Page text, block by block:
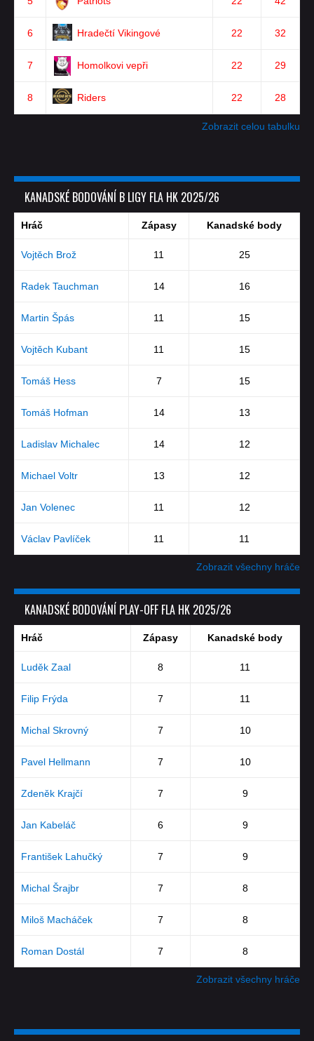
6 Hradečtí Vikingové 22 32
7 Homolkovi vepři 22 29
8 Riders 22 28
Zobrazit celou tabulku
KANADSKÉ BODOVÁNÍ B LIGY FLA HK 2025/26
Hráč Zápasy Kanadské body
Vojtěch Brož 11 25
Radek Tauchman 14 16
Martin Špás 11 15
Vojtěch Kubant 11 15
Tomáš Hess 7 15
Tomáš Hofman 14 13
Ladislav Michalec 14 12
Michael Voltr 13 12
Jan Volenec 11 12
Václav Pavlíček 11 11
Zobrazit všechny hráče
KANADSKÉ BODOVÁNÍ PLAY-OFF FLA HK 2025/26
Hráč Zápasy Kanadské body
Luděk Zaal 8 11
Filip Frýda 7 11
Michal Skrovný 7 10
Pavel Hellmann 7 10
Zdeněk Krajčí 7 9
Jan Kabeláč 6 9
František Lahučký 7 9
Michal Šrajbr 7 8
Miloš Macháček 7 8
Roman Dostál 7 8
Zobrazit všechny hráče